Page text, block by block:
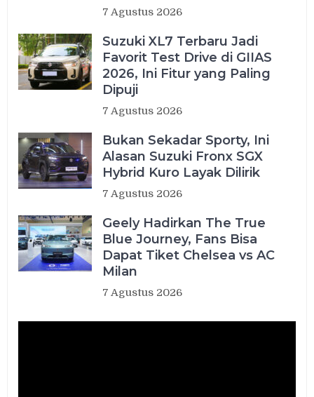
7 Agustus 2026
Suzuki XL7 Terbaru Jadi
Favorit Test Drive di GIIAS
2026, Ini Fitur yang Paling
Dipuji
7 Agustus 2026
Bukan Sekadar Sporty, Ini
Alasan Suzuki Fronx SGX
Hybrid Kuro Layak Dilirik
7 Agustus 2026
Geely Hadirkan The True
Blue Journey, Fans Bisa
Dapat Tiket Chelsea vs AC
Milan
7 Agustus 2026